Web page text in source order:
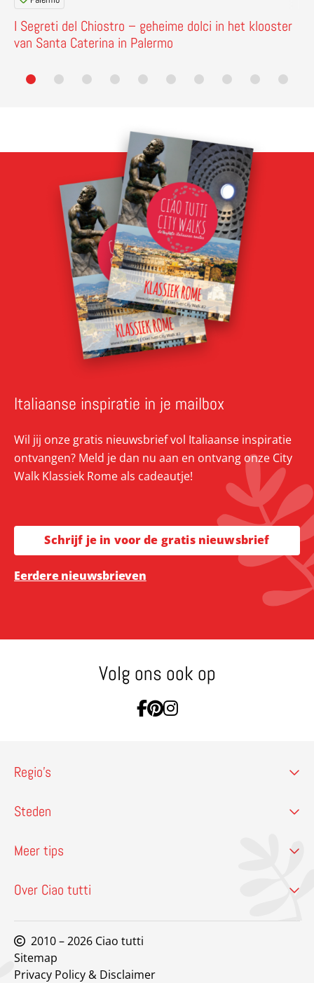
I Segreti del Chiostro – geheime dolci in het klooster
van Santa Caterina in Palermo
Italiaanse inspiratie in je mailbox
Wil jij onze gratis nieuwsbrief vol Italiaanse inspiratie
ontvangen? Meld je dan nu aan en ontvang onze City
Walk Klassiek Rome als cadeautje!
Schrijf je in voor de gratis nieuwsbrief
Eerdere nieuwsbrieven
Volg ons ook op
Ga naar Facebook
Ga naar Pinterest
Ga naar Instagram
Regio’s
Steden
Meer tips
Over Ciao tutti
2010 – 2026 Ciao tutti
Sitemap
Privacy Policy & Disclaimer